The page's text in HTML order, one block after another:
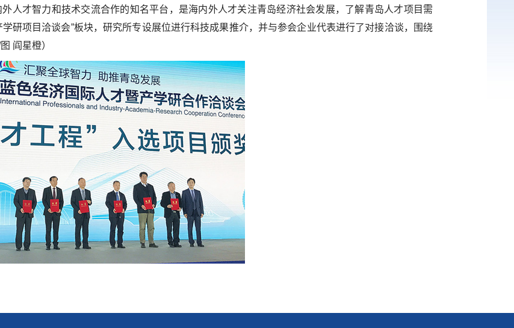
人才智力和技术交流合作的知名平台，是海内外人才关注青岛经济社会发展，了解青岛人才项目需
研项目洽谈会”板块，研究所专设展位进行科技成果推介，并与参会企业代表进行了对接洽谈，围绕
阎星橙）